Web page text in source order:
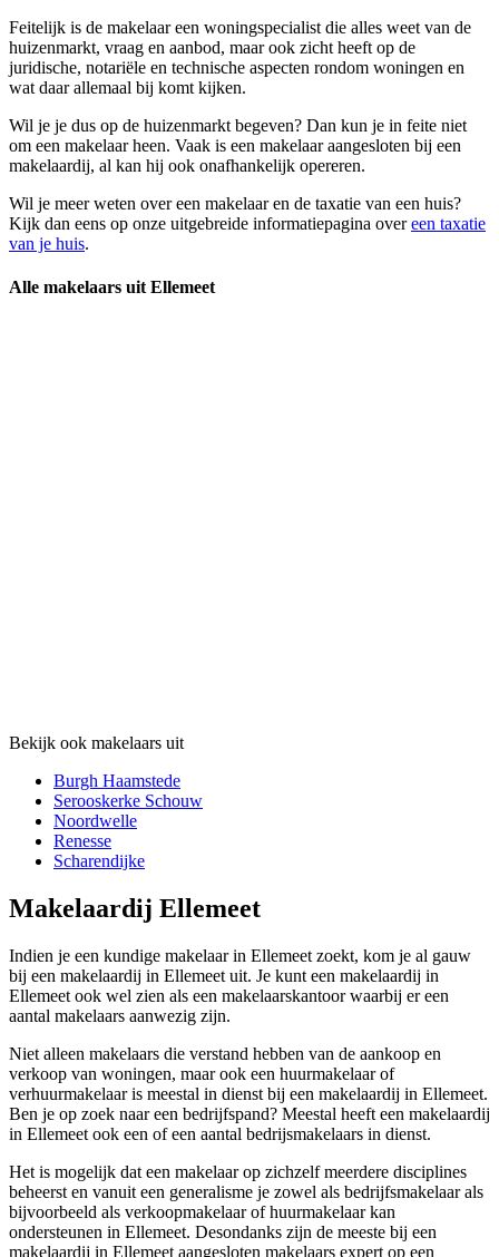
Feitelijk is de makelaar een woningspecialist die alles weet van de
huizenmarkt, vraag en aanbod, maar ook zicht heeft op de
juridische, notariële en technische aspecten rondom woningen en
wat daar allemaal bij komt kijken.
Wil je je dus op de huizenmarkt begeven? Dan kun je in feite niet
om een makelaar heen. Vaak is een makelaar aangesloten bij een
makelaardij, al kan hij ook onafhankelijk opereren.
Wil je meer weten over een makelaar en de taxatie van een huis?
Kijk dan eens op onze uitgebreide informatiepagina overeen taxatie
van je huis.
Alle makelaars uit Ellemeet
Bekijk ook makelaars uit
Burgh Haamstede
Serooskerke Schouw
Noordwelle
Renesse
Scharendijke
Makelaardij Ellemeet
Indien je een kundige makelaar in Ellemeet zoekt, kom je al gauw
bij een makelaardij in Ellemeet uit. Je kunt een makelaardij in
Ellemeet ook wel zien als een makelaarskantoor waarbij er een
aantal makelaars aanwezig zijn.
Niet alleen makelaars die verstand hebben van de aankoop en
verkoop van woningen, maar ook een huurmakelaar of
verhuurmakelaar is meestal in dienst bij een makelaardij in Ellemeet.
Ben je op zoek naar een bedrijfspand? Meestal heeft een makelaardij
in Ellemeet ook een of een aantal bedrijsmakelaars in dienst.
Het is mogelijk dat een makelaar op zichzelf meerdere disciplines
beheerst en vanuit een generalisme je zowel als bedrijfsmakelaar als
bijvoorbeeld als verkoopmakelaar of huurmakelaar kan
ondersteunen in Ellemeet. Desondanks zijn de meeste bij een
makelaardij in Ellemeet aangesloten makelaars expert op een